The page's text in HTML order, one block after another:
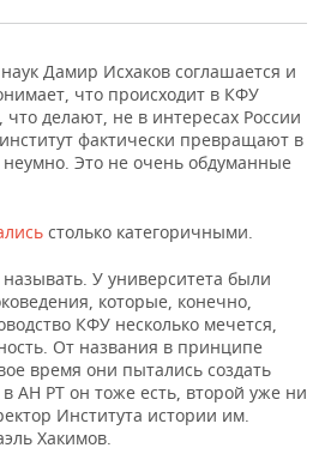
Дамир Исхаков соглашается и
что происходит в КФУ
что делают, не в интересах России
фактически превращают в
Это не очень обдуманные
столько категоричными.
У университета были
которые, конечно,
КФУ несколько мечется,
От названия в принципе
время они пытались создать
АН РТ он тоже есть, второй уже ни
Института истории им.
Хакимов.